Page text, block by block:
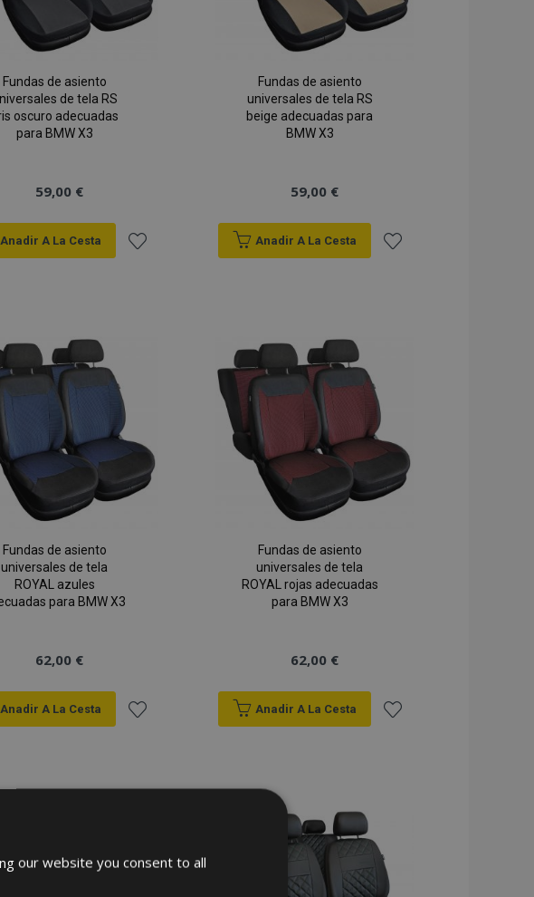
Fundas de asiento
de tela RS
oscuro adecuadas
para BMW X3
59,00 €
Anadir A La Cesta
Deseos
Fundas de asiento
universales de tela RS
beige adecuadas para
BMW X3
59,00 €
Anadir A La Cesta
Deseos
Fundas de asiento
universales de tela
ROYAL azules
para BMW X3
62,00 €
Anadir A La Cesta
Fundas de asiento
universales de tela
ROYAL rojas adecuadas
para BMW X3
62,00 €
Anadir A La Cesta
de
Deseos
our website you consent to all